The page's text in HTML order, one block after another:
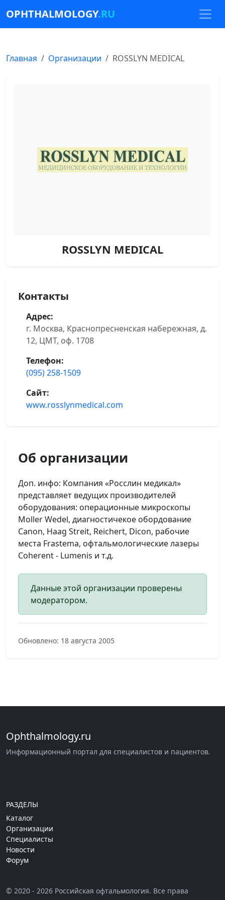
OPHTHALMOLOGY.RU
Главная Организации ROSSLYN MEDICAL
ROSSLYN MEDICAL
Контакты
Адрес:
г. Москва, Краснопресненская набережная, д.
12, ЦМТ, оф. 1708
Телефон:
(095) 258-1509
Сайт:
www.rosslynmedical.com
Об организации
Доп. инфо: Компания «Росслин медикал»
представляет ведущих производителей
оборудования: операционные микроскопы
Moller Wedel, диагностичекое обордование
Canon, Haag Streit, Reichert, Dicon, рабочие
места Frastema, офтальмологические лазеры
Coherent - Lumenis и т.д.
Данные этой организации проверены
модератором.
Обновлено: 18 августа 2005
Ophthalmology.ru
Информационный портал для специалистов и пациентов.
РАЗДЕЛЫ
Каталог
Организации
Специалисты
Новости
Форум
© 2020 - 2026 Российская офтальмология. Все права